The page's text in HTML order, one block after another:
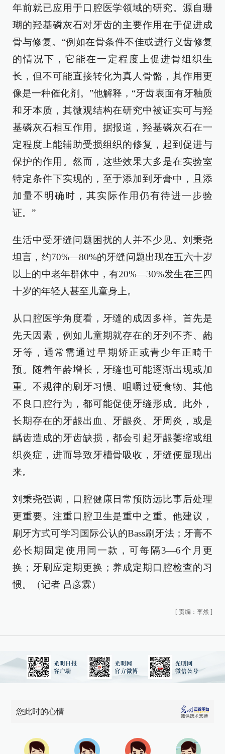
年前就已应用于口腔医学领域的研究。源自珊
瑚的羟基磷灰石对牙齿的主要作用在于促进成
骨与修复。“例如在骨条件不佳或进行义齿修复
的情况下，它能在一定程度上促进骨组织生
长，但不可能直接转化为真人骨骼，其作用更
像是一种催化剂。”他解释，“牙齿表面有牙釉质
和牙本质，其微观结构在研究中被证实可与羟
基磷灰石相互作用。据报道，羟基磷灰石在一
定程度上能辅助受损组织的修复，起到促进与
保护的作用。然而，这些效果大多是在实验室
特定条件下实现的，至于添加到牙膏中，且添
加量不明确时，其实际作用仍有待进一步验
证。”
生活中受牙缝问题困扰的人并不少见。刘秉尧
坦言，约70%—80%的牙缝问题出现在五六十岁
以上的中老年群体中，有20%—30%发生在三四
十岁的年轻人甚至儿童身上。
从口腔医学角度看，牙缝的成因多样。首先是
先天因素，例如儿童期就存在的牙列不齐、龅
牙等，通常需通过早期矫正或青少年正畸干
预。随着年龄增长，牙缝也可能逐渐出现或加
重。不规律的刷牙习惯、咀嚼过硬食物、其他
不良口腔行为，都可能促使牙缝形成。此外，
长期存在的牙龈出血、牙龈炎、牙周炎，或是
龋齿造成的牙齿缺损，都会引起牙龈萎缩或组
织炎症，进而导致牙槽骨吸收，牙缝便显现出
来。
刘秉尧强调，口腔健康日常预防远比事后处理
更重要。注重口腔卫生是重中之重。他建议，
刷牙方式可学习国际公认的Bass刷牙法；牙膏不
必长期固定使用同一款，可每隔3—6个月更
换；牙刷应定期更换；养成定期口腔检查的习
惯。（记者 吕彦霖）
[ 责编：李然 ]
您此时的心情